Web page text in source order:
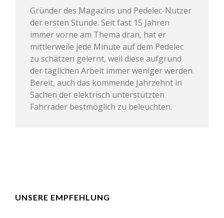
Gründer des Magazins und Pedelec-Nutzer
der ersten Stunde. Seit fast 15 Jahren
immer vorne am Thema dran, hat er
mittlerweile jede Minute auf dem Pedelec
zu schätzen gelernt, weil diese aufgrund
der täglichen Arbeit immer weniger werden.
Bereit, auch das kommende Jahrzehnt in
Sachen der elektrisch unterstützten
Fahrräder bestmöglich zu beleuchten.
UNSERE EMPFEHLUNG